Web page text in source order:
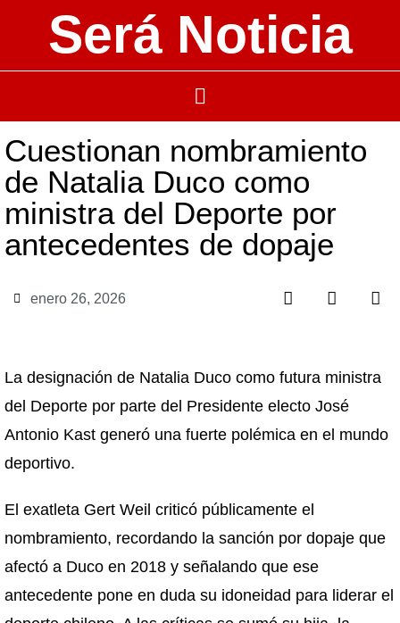
Será Noticia
Cuestionan nombramiento
de Natalia Duco como
ministra del Deporte por
antecedentes de dopaje
enero 26, 2026
La designación de Natalia Duco como futura ministra
del Deporte por parte del Presidente electo José
Antonio Kast generó una fuerte polémica en el mundo
deportivo.
El exatleta Gert Weil criticó públicamente el
nombramiento, recordando la sanción por dopaje que
afectó a Duco en 2018 y señalando que ese
antecedente pone en duda su idoneidad para liderar el